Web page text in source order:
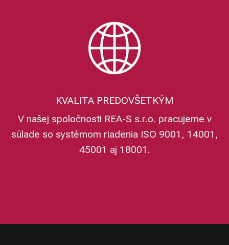
KVALITA PREDOVŠETKÝM
V našej spoločnosti REA-S s.r.o. pracujeme v
súlade so systémom riadenia ISO 9001, 14001,
45001 aj 18001.